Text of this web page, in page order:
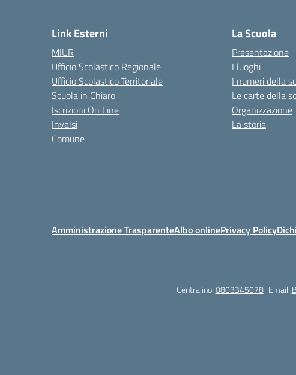
Link Esterni
MIUR
Ufficio Scolastico Regionale
Ufficio Scolastico Territoriale
Scuola in Chiaro
Iscrizioni On Line
Invalsi
Comune
La Scuola
Presentazione
I luoghi
I numeri della
Le carte della
Organizzazione
La storia
Amministrazione TrasparenteAlbo onlinePrivacy Policy
Centralino:0803345078 Email: